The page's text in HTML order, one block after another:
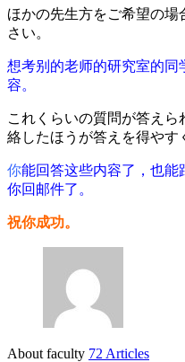
ほかの先生方をご希望の
さい。
想考别的老师的研究室的同
容。
これくらいの質問が答え
絡したほうが答えを得やす
你能回答这些内容了，也能
你回邮件了。
祝你成功。
About faculty 72 Articles